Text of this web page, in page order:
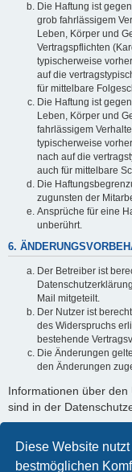
Diese Website
bestmöglichen
Die Haftung ist
grob fahrlässigem
Leben, Körper und
Vertragspflichten
typischerweise
auf die
für mittelbare
Die Haftung ist
Leben, Körper und
fahrlässigem
typischerweise
nach auf die
auch für mittelbare
Die
zugunsten der
Ansprüche für eine
unberührt.
6.
Der Betreiber ist
Mail mitgeteilt.
Der Nutzer ist
des Widerspruchs
bestehende
Die Änderungen
den Änderungen
Informationen über
sind in der